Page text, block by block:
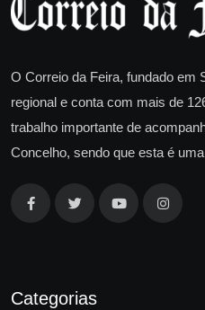
O Correio da Feira, fundado em
regional e conta com mais de
trabalho importante de
Concelho, sendo que esta é
Categorias